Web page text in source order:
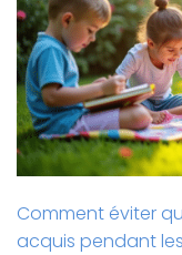
Comment éviter
acquis pendant